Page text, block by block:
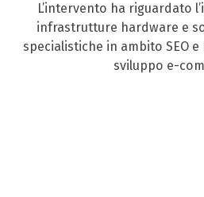
L’intervento ha riguardato
infrastrutture hardware e
specialistiche in ambito SEO
sviluppo e-